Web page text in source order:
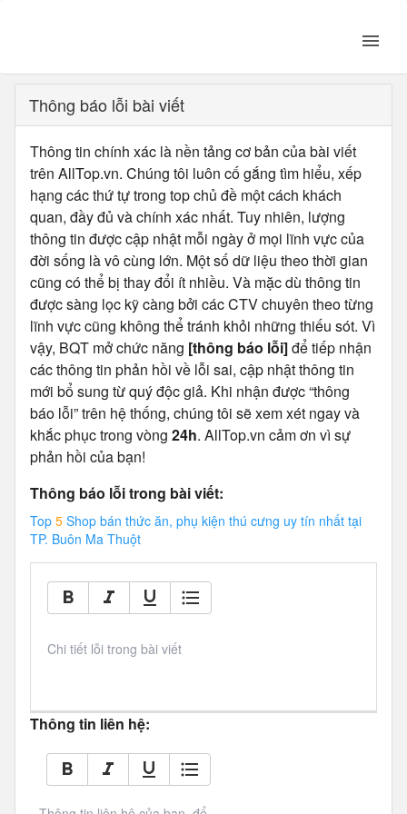
Thông báo lỗi bài viết
Thông tin chính xác là nền tảng cơ bản của bài viết
trên AllTop.vn. Chúng tôi luôn cố gắng tìm hiểu, xếp
hạng các thứ tự trong top chủ đề một cách khách
quan, đầy đủ và chính xác nhất. Tuy nhiên, lượng
thông tin được cập nhật mỗi ngày ở mọi lĩnh vực của
đời sống là vô cùng lớn. Một số dữ liệu theo thời gian
cũng có thể bị thay đổi ít nhiều. Và mặc dù thông tin
được sàng lọc kỹ càng bởi các CTV chuyên theo từng
lĩnh vực cũng không thể tránh khỏi những thiếu sót. Vì
vậy, BQT mở chức năng [thông báo lỗi]để tiếp nhận
các thông tin phản hồi về lỗi sai, cập nhật thông tin
mới bổ sung từ quý độc giả. Khi nhận được “thông
báo lỗi” trên hệ thống, chúng tôi sẽ xem xét ngay và
khắc phục trong vòng 24h. AllTop.vn cảm ơn vì sự
phản hồi của bạn!
Thông báo lỗi trong bài viết:
Top 5 Shop bán thức ăn, phụ kiện thú cưng uy tín nhất tại
TP. Buôn Ma Thuột
Chi tiết lỗi trong bài viết
Thông tin liên hệ: